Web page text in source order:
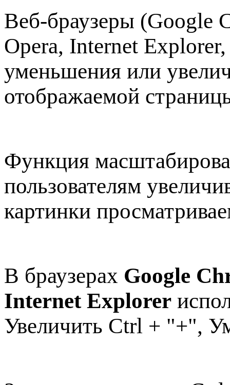
Веб-браузеры (Google
Opera, Internet
уменьшения или
отображаемой
Функция
пользователям
картинки
В браузерах Google
Internet Explorer
Увеличить Ctrl + "+",